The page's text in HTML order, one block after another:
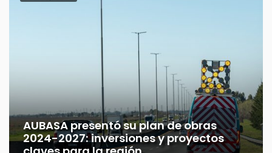
AUBASA presentó su plan de obras
2024-2027: inversiones y proyectos